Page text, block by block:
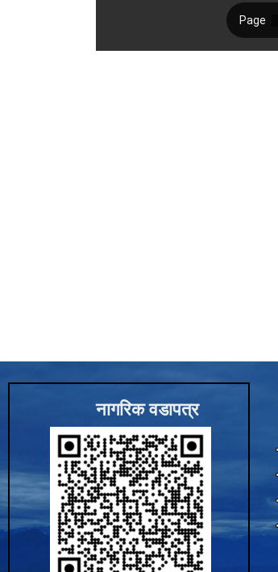
नागरिक वडापत्र